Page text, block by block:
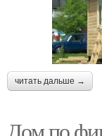
читать дальше →